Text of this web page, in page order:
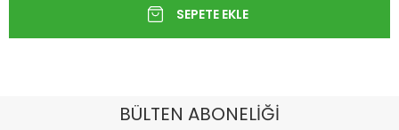
BÜLTEN ABONELİĞİ